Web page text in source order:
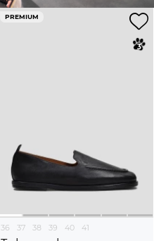
PREMIUM
36 37 38 39 40 41